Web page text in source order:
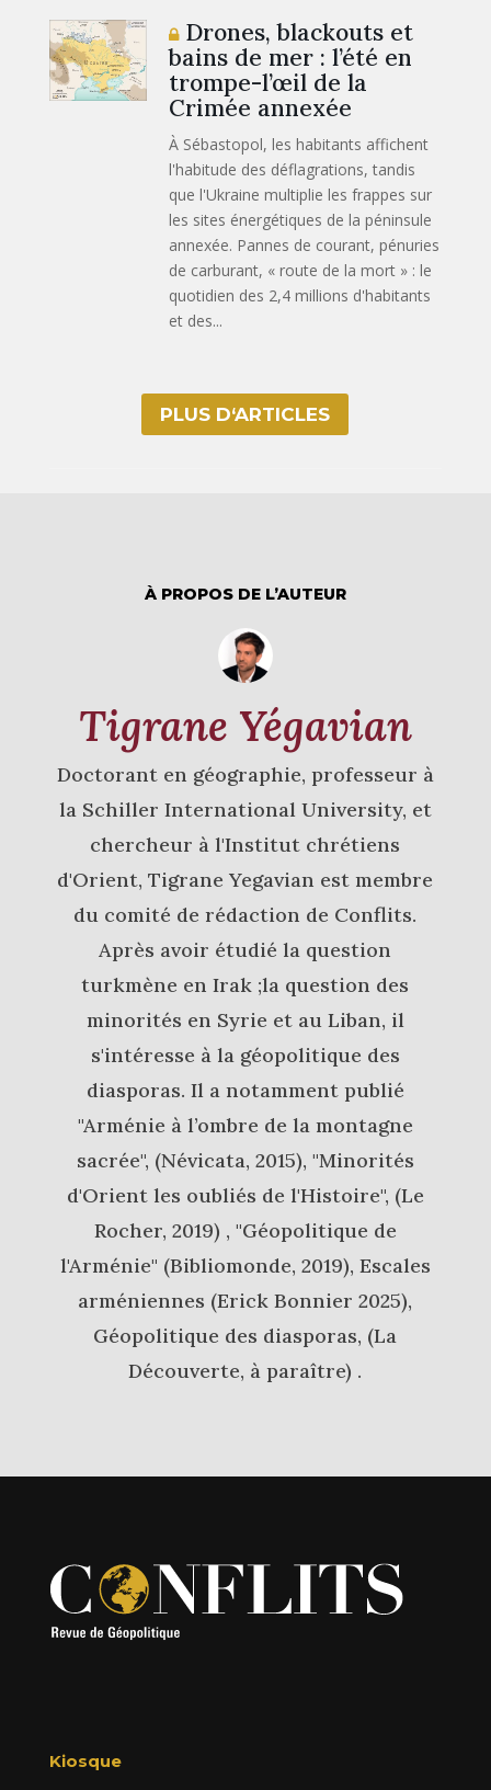
Drones, blackouts et
bains de mer : l’été en
trompe-l’œil de la
Crimée annexée
À Sébastopol, les habitants affichent
l'habitude des déflagrations, tandis
que l'Ukraine multiplie les frappes sur
les sites énergétiques de la péninsule
annexée. Pannes de courant, pénuries
de carburant, « route de la mort » : le
quotidien des 2,4 millions d'habitants
et des...
PLUS D‘ARTICLES
À PROPOS DE L’AUTEUR
Tigrane Yégavian
Doctorant en géographie, professeur à
la Schiller International University, et
chercheur à l'Institut chrétiens
d'Orient, Tigrane Yegavian est membre
du comité de rédaction de Conflits.
Après avoir étudié la question
turkmène en Irak ;la question des
minorités en Syrie et au Liban, il
s'intéresse à la géopolitique des
diasporas. Il a notamment publié
"Arménie à l’ombre de la montagne
sacrée", (Névicata, 2015), "Minorités
d'Orient les oubliés de l'Histoire", (Le
Rocher, 2019) , "Géopolitique de
l'Arménie" (Bibliomonde, 2019), Escales
arméniennes (Erick Bonnier 2025),
Géopolitique des diasporas, (La
Découverte, à paraître) .
Kiosque